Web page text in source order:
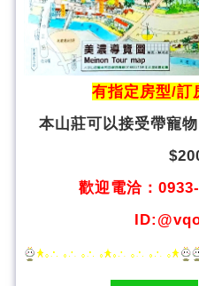
有指定房型/訂
本山莊可以接受帶寵物
歡迎電洽：